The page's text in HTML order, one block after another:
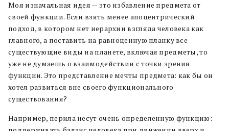
Моя изначальная идея — это избавление предмета от
своей функции. Если взять менее апоцентрический
подход, в котором нет иерархии взгляда человека как
главного, а поставить на равноценную планку все
существующие виды на планете, включая предметы, то
уже не думаешь о взаимодействии с точки зрения
функции. Это представление мечты предмета: как бы он
хотел развиться вне своего функционального
существования?
Например, перила несут очень определенную функцию: